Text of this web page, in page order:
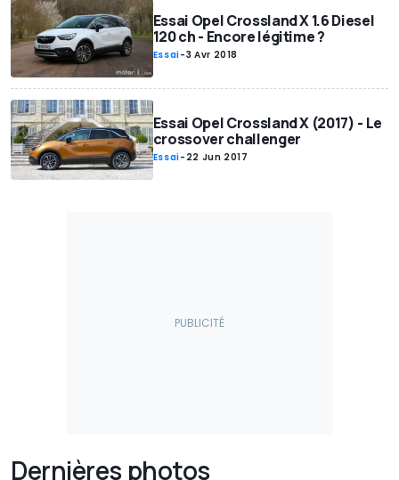
Essai Opel Crossland X 1.6 Diesel
120 ch - Encore légitime ?
Essai-3 Avr 2018
Essai Opel Crossland X (2017) - Le
crossover challenger
Essai- 22 Jun 2017
Dernières photos